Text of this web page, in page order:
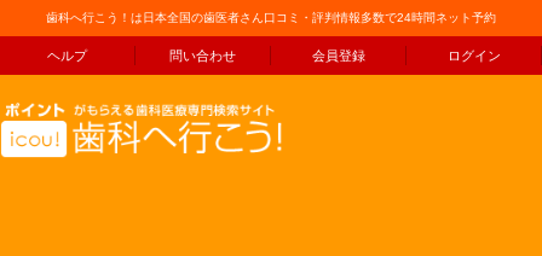
歯科へ行こう！は日本全国の歯医者さん口コミ・評判情報多数で24時間ネット予約
ヘルプ 問い合わせ 会員登録 ログイン